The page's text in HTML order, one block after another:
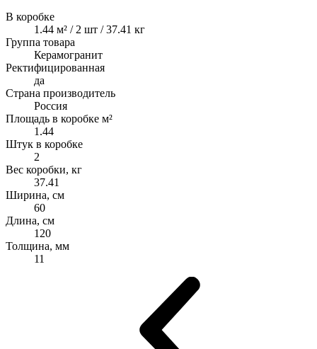
В коробке
1.44 м² / 2 шт / 37.41 кг
Группа товара
Керамогранит
Ректифицированная
да
Страна производитель
Россия
Площадь в коробке м²
1.44
Штук в коробке
2
Вес коробки, кг
37.41
Ширина, см
60
Длина, см
120
Толщина, мм
11